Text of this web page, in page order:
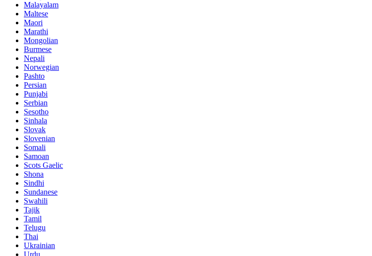
Malayalam
Maltese
Maori
Marathi
Mongolian
Burmese
Nepali
Norwegian
Pashto
Persian
Punjabi
Serbian
Sesotho
Sinhala
Slovak
Slovenian
Somali
Samoan
Scots Gaelic
Shona
Sindhi
Sundanese
Swahili
Tajik
Tamil
Telugu
Thai
Ukrainian